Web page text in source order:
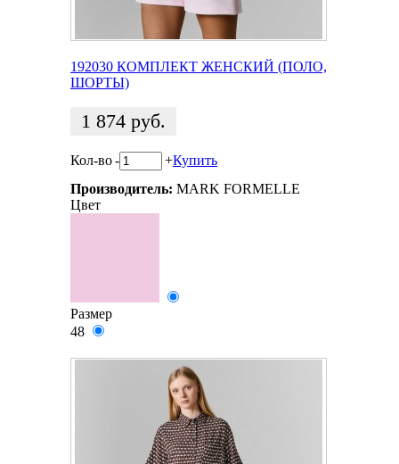
192030 КОМПЛЕКТ ЖЕНСКИЙ (ПОЛО,
ШОРТЫ)
1 874 руб.
Кол-во- +Купить
Производитель: MARK FORMELLE
Цвет
Размер
48